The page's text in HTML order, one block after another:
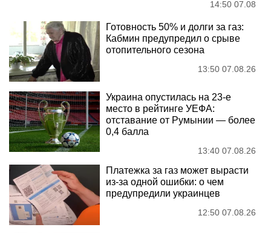
14:50 07.08
Готовность 50% и долги за газ:
Кабмин предупредил о срыве
отопительного сезона
13:50 07.08.26
Украина опустилась на 23-е
место в рейтинге УЕФА:
отставание от Румынии — более
0,4 балла
13:40 07.08.26
Платежка за газ может вырасти
из-за одной ошибки: о чем
предупредили украинцев
12:50 07.08.26